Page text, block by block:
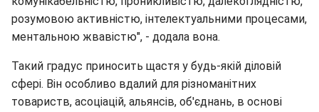
розумовою активністю, інтелектуальними процесами,
ментальною жвавістю", - додала вона.
Такий градус приносить щастя у будь-якій діловій
сфері. Він особливо вдалий для різноманітних
товариств, асоціацій, альянсів, об'єднань, в основі